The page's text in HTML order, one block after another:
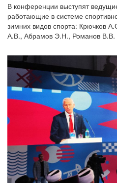
В конференции выступят
работающие в системе
зимних видов спорта: Крючков
А.В., Абрамов Э.Н., Романов В.В.